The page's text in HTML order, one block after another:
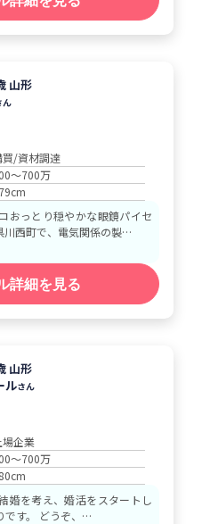
山形
ん
買/資材調達
～700万
形県川西町で、電気関係の製…
詳細を見る
山形
ルさん
場企業
～700万
婚を考え、婚活をスタートし
ました。 趣味はスキー、山登りです。 どうぞ、…